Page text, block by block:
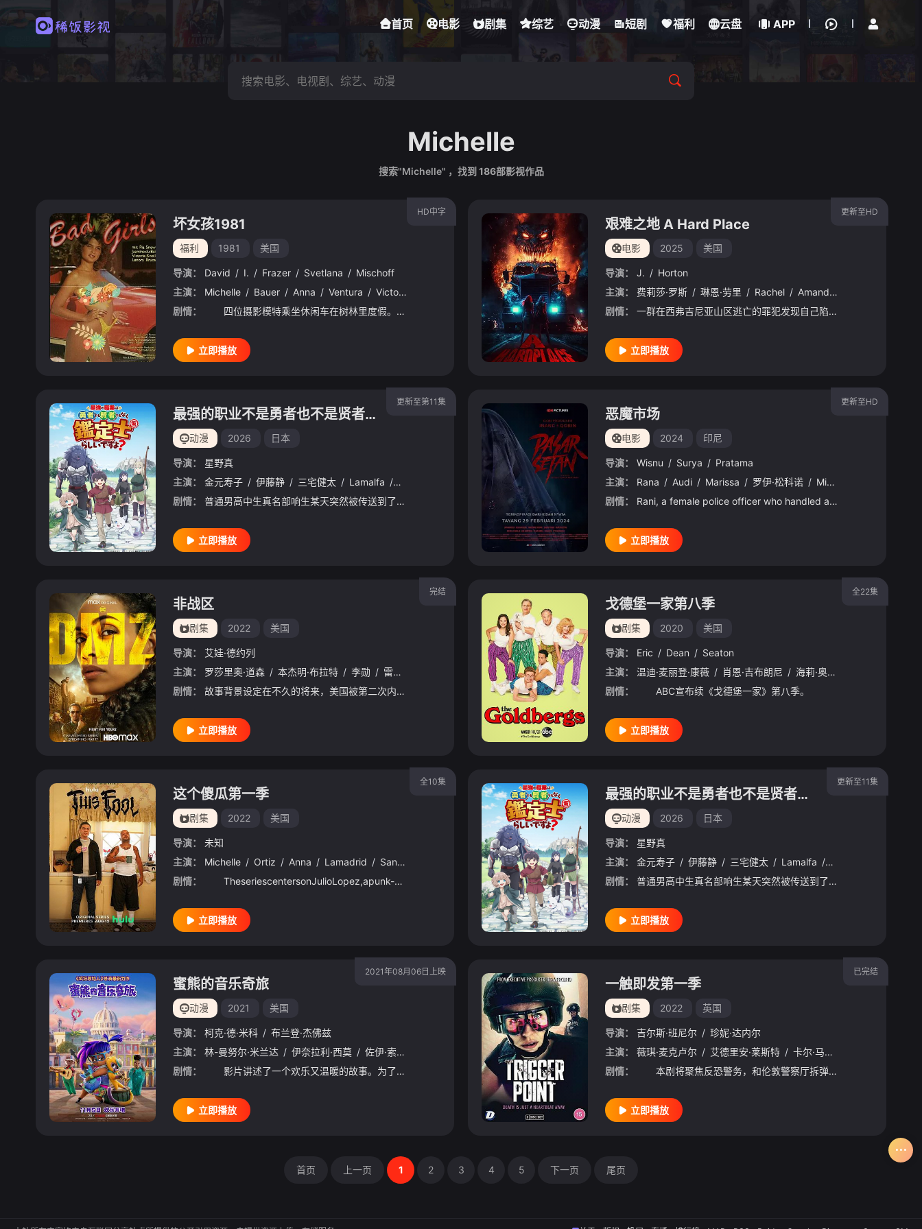
首页 电影 剧集 综艺 动漫 短剧 福利 云盘 APP
Michelle
搜索"Michelle" ，找到 186部影视作品
HD中字
坏女孩1981
福利 1981 美国
导演： David / I. / Frazer / Svetlana / Mischoff
主演：
Michelle / Bauer / Anna / Ventura / Victoria Bruce John / Leslie / Ron / Jeremy
剧情：
四位摄影模特乘坐休闲车在树林里度假。他们在落基山脉玩得很开心，在湖边划船，晒日光浴，赤裸裸地到处跑。他们遇到了一个伐木工人，他和两个女孩发生了性关系，一个男孩童子军搭便车，还有一个不太高兴的童子军
立即播放
更新至HD
艰难之地 A Hard Place
电影 2025 美国
导演： J. / Horton
主演：
费莉莎·罗斯 / 琳恩·劳里 / Rachel / Amanda
剧情：
一群在西弗吉尼亚山区逃亡的罪犯发现自己陷入了统治白天的怪物和统治夜晚的生物之间的古老恩怨之中。
立即播放
更新至第11集
最强的职业不是勇者也不是贤者好像是鉴定士(伪)的样子?
动漫 2026 日本
导演：
星野真
主演：
金元寿子 / 伊藤静 / 三宅健太 / Lamalfa / Michelle立山
首藤志奈
剧情：
普通男高中生真名部响生某天突然被传送到了潜藏着魔物的异世界草原。正当他在这个前所未见的奇幻世界里漫无目的地徘徊时，突然发现自己被赋予了“鉴定”技能和“鉴定士（暂定）”的职业……（暂定）是闹哪样！？在草原邂逅的金发精灵艾玛莉亚引导下成为冒险者的响生，与被诅咒的兽人克劳德、未来贤者莉莉安、白猫圣兽维奈结伴同行，在逐渐变强的同时寻找着回到原来世界的方法——他究竟能否平安回到原来的世界？又是否真能如标题所言，迎来成为最强的那一天！？
立即播放
更新至HD
恶魔市场
电影 2024 印尼
导演： Wisnu / Surya / Pratama
主演：
Rana / Audi / Marissa / 罗伊·松科诺 / Michelle
剧情：
Rani, a female police officer who handled a murder case in the restricted forest where she served. This case involved Tamara, a vlogger horror who was a victim of the chancel culture of the netizens due to being caught uploading a fake sighting video. Kno
立即播放
完结
非战区
剧集 2022 美国
导演：
艾娃·德约列
主演：
罗莎里奥·道森 / 本杰明·布拉特 / 李勋 / 雷纳尔多·加列戈斯 武玉 拉希姆·赖利 / 马克·杰弗里·米勒 / 伊维特麦奎因费伊 / 乔什·帕斯 / 阿加·达什
剧情：
故事背景设定在不久的将来，美国被第二次内战摧残。故事集中发生在名义上的DMZ（非战区），一个饱受蹂躏的曼哈顿岛。 没有人进去，也没有人出来。 但对于急于寻找失踪儿子的医生阿尔玛来说，这一切都可
立即播放
全22集
戈德堡一家第八季
剧集 2020 美国
导演： Eric / Dean / Seaton
主演：
温迪·麦丽登·康薇 / 肖恩·吉布朗尼 / 海莉·奥兰蒂亚
剧情：
ABC宣布续《戈德堡一家》第八季。
立即播放
全10集
这个傻瓜第一季
剧集 2022 美国
导演：
未知
主演：
Michelle / Ortiz / Anna / Lamadrid / Sandra Hernandez / Cruz / Legaspe / Garcia / Mia / Hunt / Frankie / Quinones / 朱莉娅·维拉
剧情：
TheseriescentersonJulioLopez,apunk-assbitchwithaheartofgoldwhogoesoutofhiswaytohelpeveryonebuthims
立即播放
更新至11集
最强的职业不是勇者也不是贤者好像是鉴定士(伪)的样子
动漫 2026 日本
导演：
星野真
主演：
金元寿子 / 伊藤静 / 三宅健太 / Lamalfa / Michelle立山
剧情：
普通男高中生真名部响生某天突然被传送到了潜藏着魔物的异世界草原。正当他在这个前所未见的奇幻世界里漫无目的地徘徊时，突然发现自己被赋予了“鉴定”技能和“鉴定士（暂定）”的职业……（暂定）是闹哪样！？在草
立即播放
2021年08月06日上映
蜜熊的音乐奇旅
动漫 2021 美国
导演： 柯克·德·米科 / 布兰登·杰佛兹
主演：
林-曼努尔·米兰达 / 伊奈拉利·西莫 / 佐伊·索尔达娜 迈克尔·鲁克 / 布莱恩·泰里·亨利 胡安·德·马科斯·冈萨雷斯 葛洛丽亚·伊斯特芬 妮可·拜尔
剧情：
影片讲述了一个欢乐又温暖的故事。为了完成爷爷安德烈的遗愿，嘻哈搭档蜜熊维沃（林-曼努尔·米兰达配音）与酷女孩加比（伊奈拉利·西莫配音）化身“爱的信使”踏上了一段奇妙冒险旅途。然而，一路上囧况不断，
立即播放
已完结
一触即发第一季
剧集 2022 英国
导演： 吉尔斯·班尼尔 / 珍妮·达内尔
主演：
薇琪·麦克卢尔 / 艾德里安·莱斯特 / 卡尔·马卡宁奇
剧情：
本剧将聚焦反恐警务，和伦敦警察厅拆弹小组的卓越工作。故事讲述夏季的一场恐怖主义运动威胁到了首都的安全，拆手们忙碌在紧急行动的最前线，以便在伤亡人数增加之前查明爆炸的幕后黑手。 VickyMcCl
立即播放
首页 上一页 1 2 3 4 5 下一页 尾页